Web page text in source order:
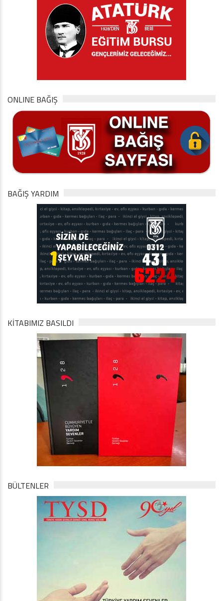
ONLINE BAĞIŞ
BAĞIŞ YARDIM
KİTABIMIZ BASILDI
BÜLTENLER